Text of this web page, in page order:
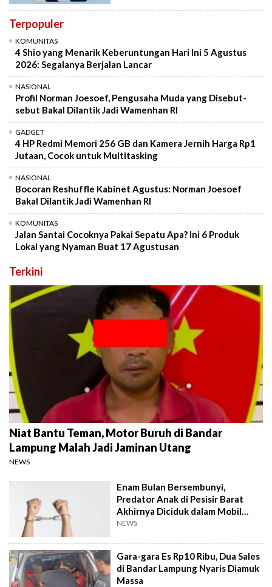
Terpopuler
KOMUNITAS
4 Shio yang Menarik Keberuntungan Hari Ini 5 Agustus
2026: Segalanya Berjalan Lancar
NASIONAL
Profil Norman Joesoef, Pengusaha Muda yang Disebut-
sebut Bakal Dilantik Jadi Wamenhan RI
GADGET
4 HP Redmi Memori 256 GB dan Kamera Jernih Harga Rp1
Jutaan, Cocok untuk Multitasking
NASIONAL
Bocoran Reshuffle Kabinet Agustus: Norman Joesoef
Bakal Dilantik Jadi Wamenhan RI
KOMUNITAS
Jalan Santai Cocoknya Pakai Sepatu Apa? Ini 6 Produk
Lokal yang Nyaman Buat 17 Agustusan
Terkini
Niat Bantu Teman, Motor Buruh di Bandar
Lampung Malah Jadi Jaminan Utang
NEWS
Enam Bulan Bersembunyi,
Predator Anak di Pesisir Barat
Akhirnya Diciduk dalam Mobil
Travel
NEWS
Gara-gara Es Rp10 Ribu, Dua Sales
di Bandar Lampung Nyaris Diamuk
Massa